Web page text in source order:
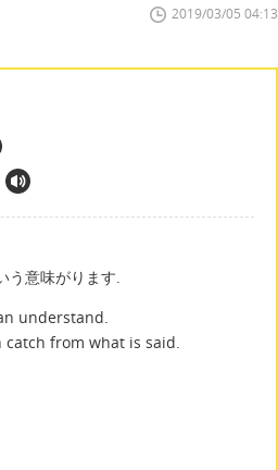
2019/03/05 04:13
意味がります.
understand.
catch from what is said.